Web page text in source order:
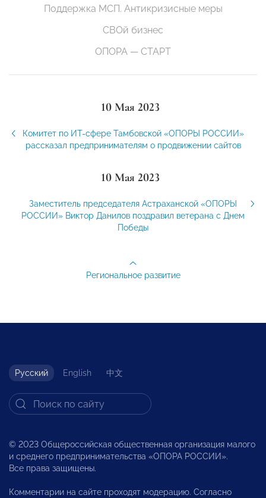
Поддержка МСП. Антикризисные меры
СВОй бизнес
ОПОРА — СТАРТ
10 Мая 2023
Комитет по ИТ-сфере Тамбовской «ОПОРЫ РОССИИ»
рассказал предпринимателям о продвижении сайтов
10 Мая 2023
Заместитель председателя Астраханской «ОПОРЫ
РОССИИ» Виктор Данилов поздравил ветерана с Днем
Победы
Региональное развитие
Русский English 中文
© 2023 Общероссийская общественная организация малого
и среднего предпринимательства «ОПОРА РОССИИ».
Все права защищены.
Комментарии на сайте проходят модерацию. Согласно